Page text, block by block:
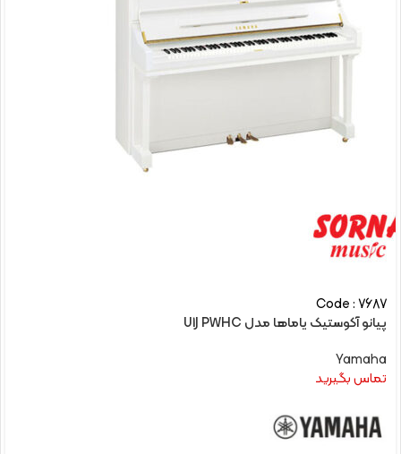
Code : 7687
پیانو آکوستیک یاماها مدل U1J PWHC
Yamaha
تماس بگیرید